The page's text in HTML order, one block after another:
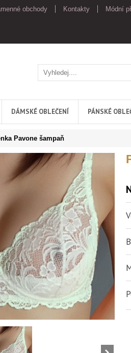
obchody Kontakty Módní
DÁMSKÉ OBLEČENÍ PÁNSKÉ
Pavone šampaň